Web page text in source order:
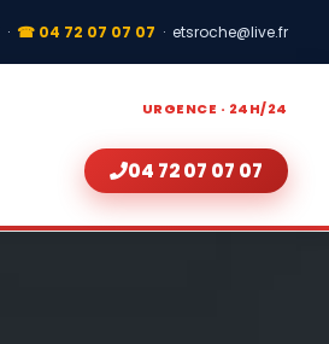
· ☎ 04 72 07 07 07 · etsroche@live.fr
URGENCE · 24H/24
04 72 07 07 07